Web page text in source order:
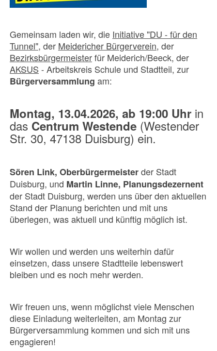
Gemeinsam laden wir, die Initiative "DU - für den
Tunnel", der Meidericher Bürgerverein, der
Bezirksbürgermeisterfür Meiderich/Beeck, der
AKSUS - Arbeitskreis Schule und Stadtteil, zur
Bürgerversammlung am:
Montag, 13.04.2026, ab 19:00 Uhr in
das Centrum Westende (Westender
Str. 30, 47138 Duisburg) ein.
Sören Link, Oberbürgermeisterder Stadt
Duisburg, und Martin Linne, Planungsdezernent
der Stadt Duisburg, werden uns über den aktuellen
Stand der Planung berichten und mit uns
überlegen, was aktuell und künftig möglich ist.
Wir wollen und werden uns weiterhin dafür
einsetzen, dass unsere Stadtteile lebenswert
bleiben und es noch mehr werden.
Wir freuen uns, wenn möglichst viele Menschen
diese Einladung weiterleiten, am Montag zur
Bürgerversammlung kommen und sich mit uns
engagieren!